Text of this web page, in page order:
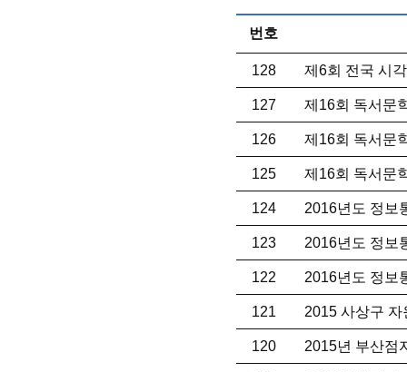
번호
128 제6회 전국 시
127 제16회 독서문
126 제16회 독서문
125 제16회 독서문
124 2016년도 정보
123 2016년도 정보
122 2016년도 정보
121 2015 사상구
120 2015년 부산점